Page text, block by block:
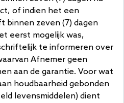
of indien het een
binnen zeven (7) dagen
eerst mogelijk was,
te informeren over
Afnemer geen
aan de garantie. Voor wat
houdbaarheid gebonden
levensmiddelen) dient